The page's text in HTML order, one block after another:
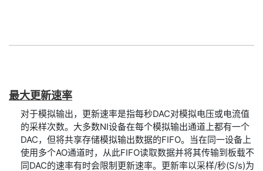
最大更新速率
对于模拟输出，更新速率是指每秒DAC对模拟电压或电流值
的采样次数。大多数NI设备在每个模拟输出通道上都有一个
DAC，但将共享存储模拟输出数据的FIFO。当在同一设备上
使用多个AO通道时，从此FIFO读取数据并将其传输到板载不
同DAC的速率有时会限制更新速率。更新率以采样/秒(S/s)为